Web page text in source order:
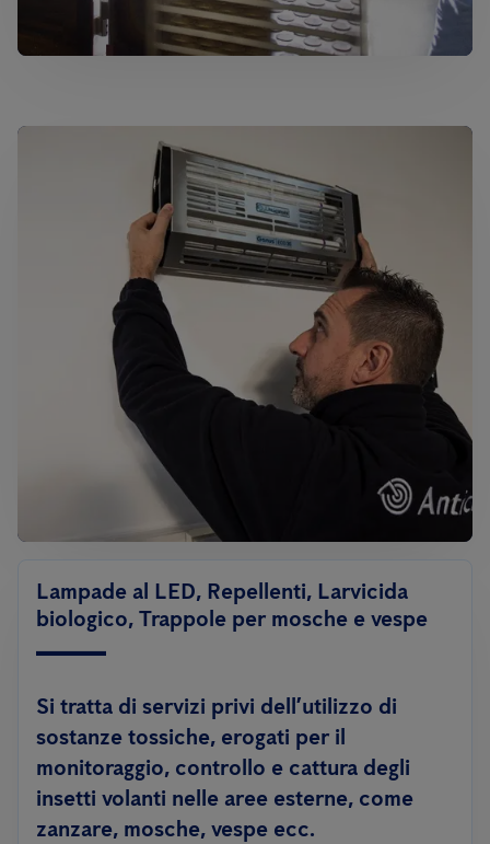
Lampade al LED, Repellenti, Larvicida
biologico, Trappole per mosche e vespe
Si tratta di servizi privi dell’utilizzo di
sostanze tossiche, erogati per il
monitoraggio, controllo e cattura degli
insetti volanti nelle aree esterne, come
zanzare, mosche, vespe ecc.